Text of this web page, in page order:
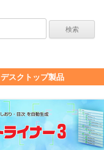
デスクトップ製品